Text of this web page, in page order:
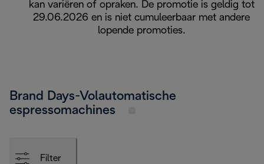
kan variëren of opraken. De promotie is geldig tot
29.06.2026 en is niet cumuleerbaar met andere
lopende promoties.
Brand Days-Volautomatische
espressomachines
Filter